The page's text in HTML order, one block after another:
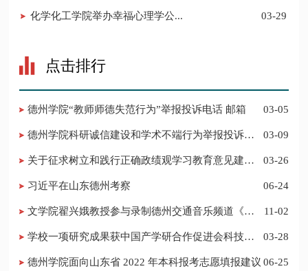
化学化工学院举办幸福心理学公... 03-29
点击排行
德州学院“教师师德失范行为”举报投诉电话 邮箱 03-05
德州学院科研诚信建设和学术不端行为举报投诉电
03-09
03-26
习近平在山东德州考察 06-24
​文学院翟兴娥教授参与录制德州交通音乐频道《科
11-02
学校一项研究成果获中国产学研合作促进会科技创
03-28
德州学院面向山东省 2022 年本科报考志愿填报建议 06-25